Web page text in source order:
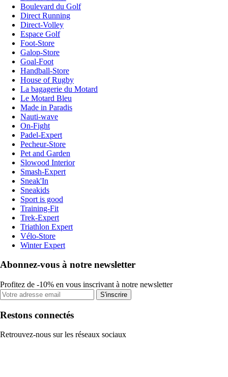
Boulevard du Golf
Direct Running
Direct-Volley
Espace Golf
Foot-Store
Galop-Store
Goal-Foot
Handball-Store
House of Rugby
La bagagerie du Motard
Le Motard Bleu
Made in Paradis
Nauti-wave
On-Fight
Padel-Expert
Pecheur-Store
Pet and Garden
Slowood Interior
Smash-Expert
Sneak'In
Sneakids
Sport is good
Training-Fit
Trek-Expert
Triathlon Expert
Vélo-Store
Winter Expert
Abonnez-vous à notre newsletter
Profitez de -10% en vous inscrivant à notre newsletter
S'inscrire
Restons connectés
Retrouvez-nous sur les réseaux sociaux